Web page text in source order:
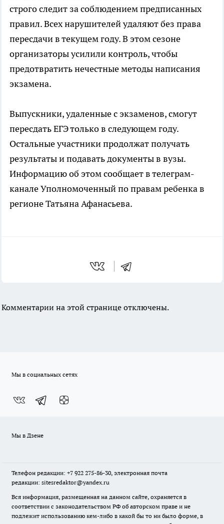
строго следит за соблюдением предписанных
правил. Всех нарушителей удаляют без права
пересдачи в текущем году. В этом сезоне
организаторы усилили контроль, чтобы
предотвратить нечестные методы написания
экзамена.
Выпускники, удаленные с экзаменов, смогут
пересдать ЕГЭ только в следующем году.
Остальные участники продолжат получать
результаты и подавать документы в вузы.
Информацию об этом сообщает в телеграм-
канале Уполномоченный по правам ребенка в
регионе Татьяна Афанасьева.
Комментарии на этой странице отключены.
Мы в социальных сетях
Мы в Дзене
Телефон редакции: +7 922 275-86-30, электронная почта
редакции: sitesredaktor@yandex.ru
Вся информация, размещенная на данном сайте, охраняется в
соответствии с законодательством РФ об авторском праве и не
подлежит использованию кем-либо в какой бы то ни было форме, в